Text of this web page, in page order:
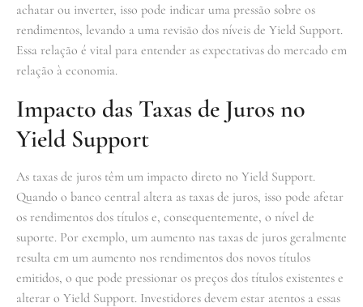
achatar ou inverter, isso pode indicar uma pressão sobre os
rendimentos, levando a uma revisão dos níveis de Yield Support.
Essa relação é vital para entender as expectativas do mercado em
relação à economia.
Impacto das Taxas de Juros no
Yield Support
As taxas de juros têm um impacto direto no Yield Support.
Quando o banco central altera as taxas de juros, isso pode afetar
os rendimentos dos títulos e, consequentemente, o nível de
suporte. Por exemplo, um aumento nas taxas de juros geralmente
resulta em um aumento nos rendimentos dos novos títulos
emitidos, o que pode pressionar os preços dos títulos existentes e
alterar o Yield Support. Investidores devem estar atentos a essas